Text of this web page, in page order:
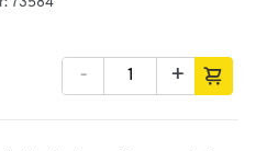
73584
- +